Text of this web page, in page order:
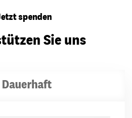
spenden
Sie uns
Dauerhaft